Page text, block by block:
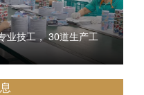
业技工， 30道生产工